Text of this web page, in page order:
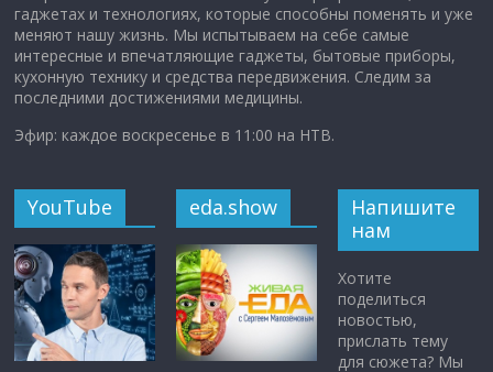
гаджетах и технологиях, которые способны поменять и уже
меняют нашу жизнь. Мы испытываем на себе самые
интересные и впечатляющие гаджеты, бытовые приборы,
кухонную технику и средства передвижения. Следим за
последними достижениями медицины.
Эфир: каждое воскресенье в 11:00 на НТВ.
YouTube eda.show
Напишите
нам
Хотите
поделиться
новостью,
прислать тему
для сюжета? Мы